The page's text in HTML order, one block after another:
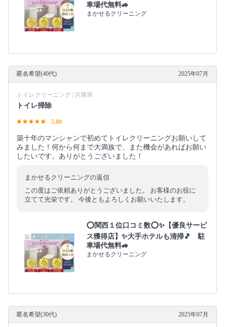
車場代無料🚙
まかせるクリーニング
匿名希望(40代) 2025年07月
トイレクリーニング | 兵庫県
トイレ掃除
5.00
築十年のマンシャンで初めてトイレクリーニングお願いして
みました！何から何まで大満族で、また機会があればお願い
したいです。ありがとうございました！
まかせるクリーニングの返信
この度はご依頼ありがとうございました。 お客様のお役に
立てて光栄です。 今後ともよろしくお願いいたします。
⭕関西１位口コミ数⭕✨【優良サービ
ス獲得店】✨大手ホテルも清掃🎵 駐
車場代無料🚙
まかせるクリーニング
匿名希望(30代) 2025年07月